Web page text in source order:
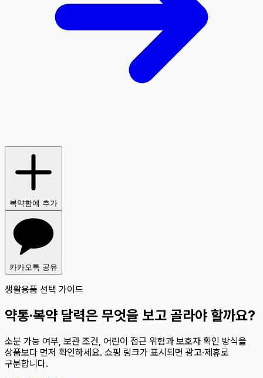
복약함에 추가
카카오톡 공유
생활용품 선택 가이드
약통·복약 달력은 무엇을 보고 골라야 할까요?
소분 가능 여부, 보관 조건, 어린이 접근 위험과 보호자 확인 방식을
상품보다 먼저 확인하세요. 쇼핑 링크가 표시되면 광고·제휴로
구분합니다.